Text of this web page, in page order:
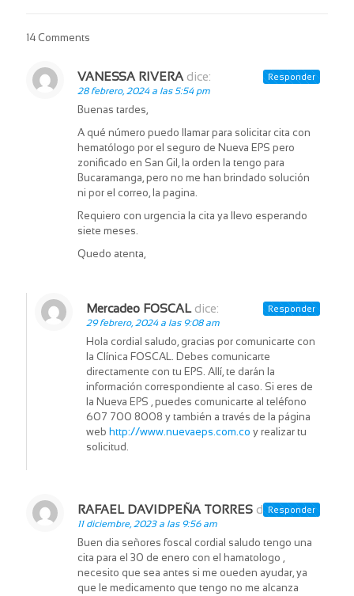
14 Comments
VANESSA RIVERA dice:
28 febrero, 2024 a las 5:54 pm
Buenas tardes,
A qué número puedo llamar para solicitar cita con
hematólogo por el seguro de Nueva EPS pero
zonificado en San Gil, la orden la tengo para
Bucaramanga, pero no me han brindado solución
ni por el correo, la pagina.
Requiero con urgencia la cita ya llevo esperando
siete meses.
Quedo atenta,
Responder
Mercadeo FOSCAL dice:
29 febrero, 2024 a las 9:08 am
Hola cordial saludo, gracias por comunicarte con
la Clínica FOSCAL. Debes comunicarte
directamente con tu EPS. Allí, te darán la
información correspondiente al caso. Si eres de
la Nueva EPS , puedes comunicarte al teléfono
607 700 8008 y también a través de la página
web http://www.nuevaeps.com.co y realizar tu
solicitud.
Responder
RAFAEL DAVIDPEÑA TORRES dice:
11 diciembre, 2023 a las 9:56 am
Buen dia señores foscal cordial saludo tengo una
cita para el 30 de enero con el hamatologo ,
necesito que sea antes si me oueden ayudar, ya
que le medicamento que tengo no me alcanza
Responder